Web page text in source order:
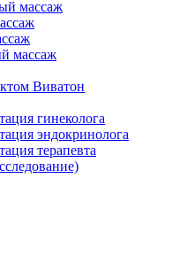
массаж
массаж
Виватон
гинеколога
эндокринолога
терапевта